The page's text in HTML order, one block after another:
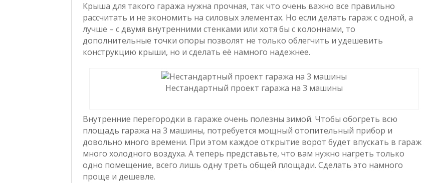
Крыша для такого гаража нужна прочная, так что очень важно все правильно
рассчитать и не экономить на силовых элементах. Но если делать гараж с одной, а
лучше – с двумя внутренними стенками или хотя бы с колоннами, то
дополнительные точки опоры позволят не только облегчить и удешевить
конструкцию крыши, но и сделать её намного надежнее.
Нестандартный проект гаража на 3 машины
Внутренние перегородки в гараже очень полезны зимой. Чтобы обогреть всю
площадь гаража на 3 машины, потребуется мощный отопительный прибор и
довольно много времени. При этом каждое открытие ворот будет впускать в гараж
много холодного воздуха. А теперь представьте, что вам нужно нагреть только
одно помещение, всего лишь одну треть общей площади. Сделать это намного
проще и дешевле.